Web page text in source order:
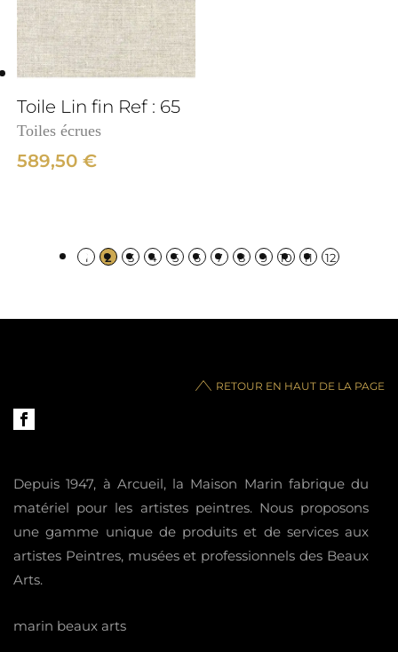
Toile Lin fin Ref : 65
Toiles écrues
589,50€
1 2 3 4 5 6 7 8 9 10 11 12
RETOUR EN HAUT DE LA PAGE
Depuis 1947, à Arcueil, la Maison Marin fabrique du
matériel pour les artistes peintres. Nous proposons
une gamme unique de produits et de services aux
artistes Peintres, musées et professionnels des Beaux
Arts.
marin beaux arts